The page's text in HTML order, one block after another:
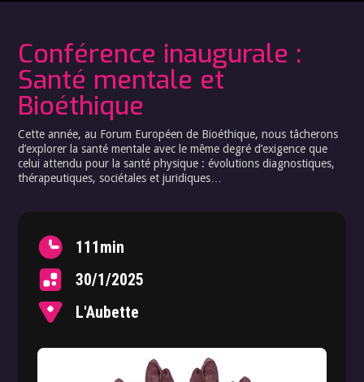
Conférence inaugurale :
Santé mentale et
Bioéthique
Cette année, au Forum Européen de Bioéthique, nous tâcherons
d’explorer la santé mentale avec le même degré d’exigence que
celui attendu pour la santé physique : évolutions diagnostiques,
thérapeutiques, sociétales et juridiques…
111min
30/1/2025
L'Aubette